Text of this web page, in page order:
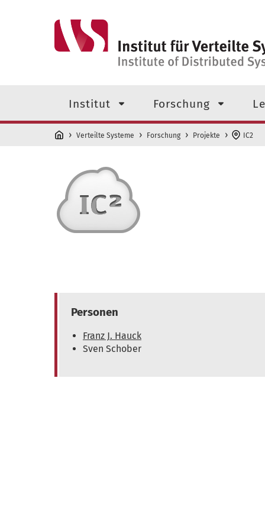
Institut Forschung
Verteilte Systeme Forschung Projekte IC2
Personen
Franz J. Hauck
Sven Schober